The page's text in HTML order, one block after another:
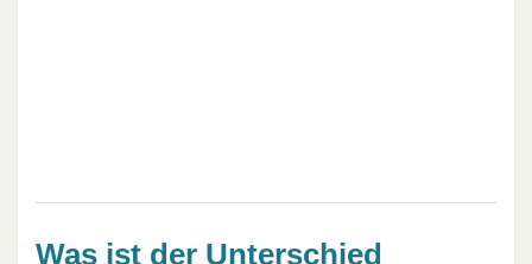
Was ist der Unterschied